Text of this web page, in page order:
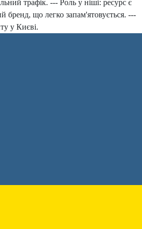
трафік. --- Роль у ніші: ресурс є
бренд, що легко запам'ятовується. ---
у Києві.